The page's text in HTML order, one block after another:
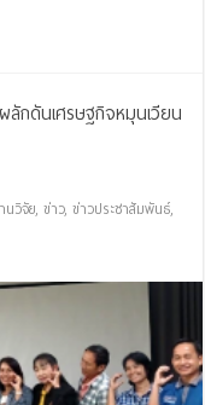
กดันเศรษฐกิจหมุนเวียน
นวิจัย,ข่าว,ข่าวประชาสัมพันธ์,